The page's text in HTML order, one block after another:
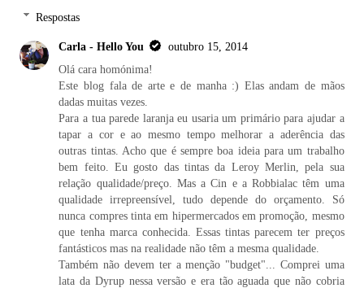
Respostas
Carla - Hello You
outubro 15, 2014
Olá cara homónima!
Este blog fala de arte e de manha :) Elas andam de mãos
dadas muitas vezes.
Para a tua parede laranja eu usaria um primário para ajudar a
tapar a cor e ao mesmo tempo melhorar a aderência das
outras tintas. Acho que é sempre boa ideia para um trabalho
bem feito. Eu gosto das tintas da Leroy Merlin, pela sua
relação qualidade/preço. Mas a Cin e a Robbialac têm uma
qualidade irrepreensível, tudo depende do orçamento. Só
nunca compres tinta em hipermercados em promoção, mesmo
que tenha marca conhecida. Essas tintas parecem ter preços
fantásticos mas na realidade não têm a mesma qualidade.
Também não devem ter a menção "budget"... Comprei uma
lata da Dyrup nessa versão e era tão aguada que não cobria